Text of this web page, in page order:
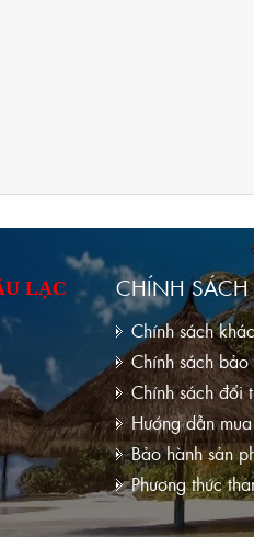
LẠC CHÍNH SÁCH
Chính sách
Chính sách bảo
Chính sách đổi
Hướng dẫn
Bảo hành sản
Phương thức